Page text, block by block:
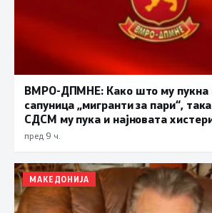
ВМРО-ДПМНЕ: Како што му пукна
сапуница „мигранти за пари“,
СДСМ му пука и најновата
прифаќање на француски предлог
пред 9 ч.
МАКЕДОНИЈА